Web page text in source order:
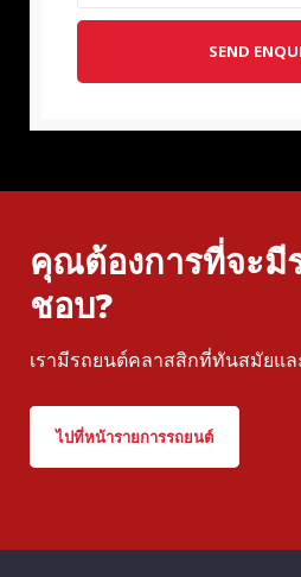
SEND
คุณต้องการที่จะ
ชอบ?
เรามีรถยนต์คลาสสิกที่ทันสมัยแล
ไปที่หน้ารายการรถยนต์